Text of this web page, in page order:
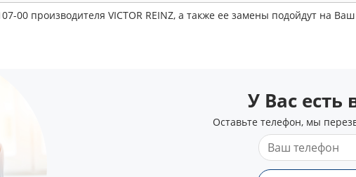
00 производителя VICTOR REINZ, а также ее замены подойдут на
У Вас есть
Оставьте телефон, мы